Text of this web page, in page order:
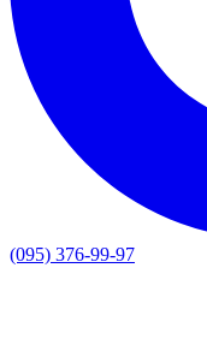
(095) 376-99-97